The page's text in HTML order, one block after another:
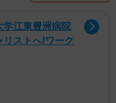
学江東豊洲病院
ストへ!ワーク